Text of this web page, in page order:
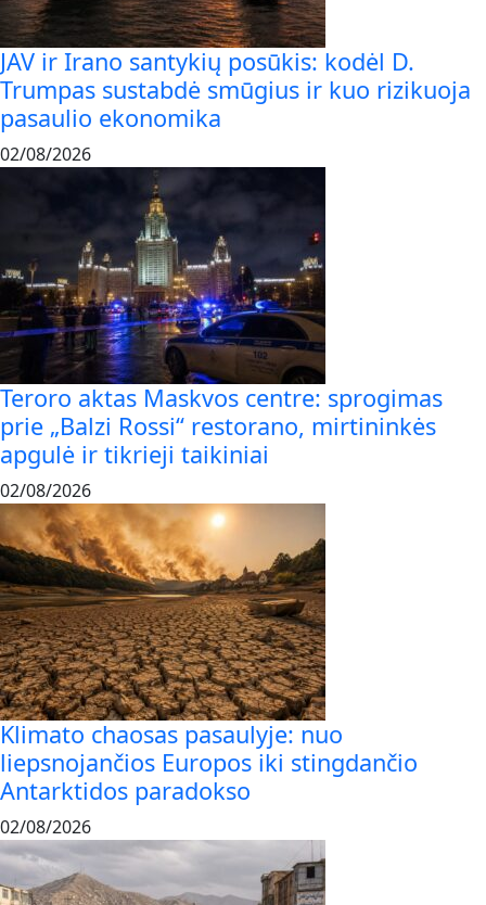
JAV ir Irano santykių posūkis: kodėl D.
Trumpas sustabdė smūgius ir kuo rizikuoja
pasaulio ekonomika
02/08/2026
Teroro aktas Maskvos centre: sprogimas
prie „Balzi Rossi“ restorano, mirtininkės
apgulė ir tikrieji taikiniai
02/08/2026
Klimato chaosas pasaulyje: nuo
liepsnojančios Europos iki stingdančio
Antarktidos paradokso
02/08/2026